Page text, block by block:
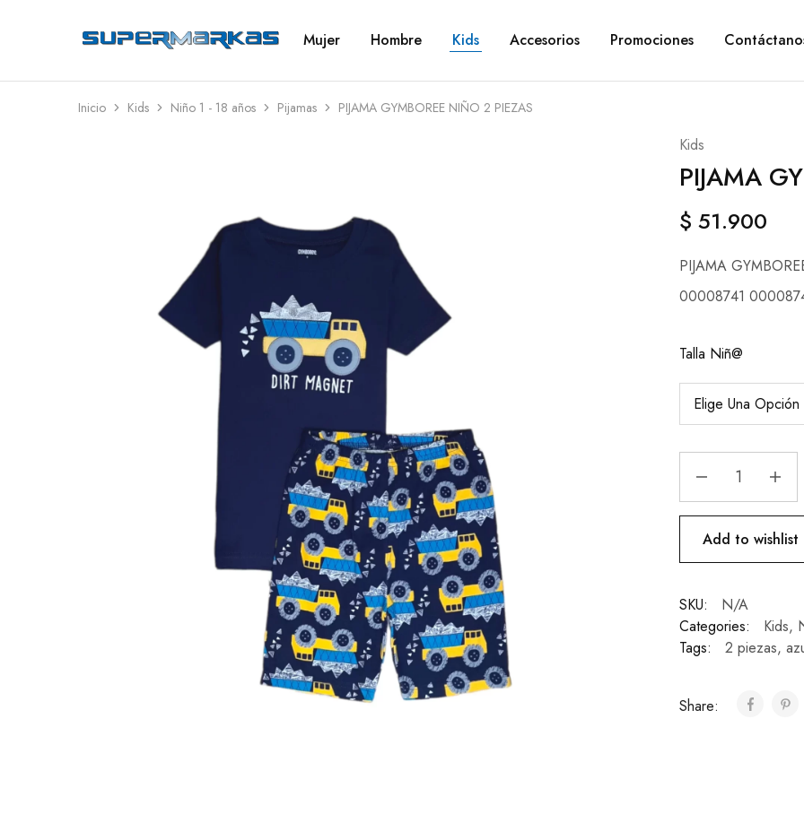
SuperMarkas
Ropa
Envío
gratis*
Mujer Hombre Kids Accesorios Promociones
Inicio Kids Niño 1 - 18 años Pijamas PIJAMA GYMBOREE NIÑO 2 PIEZAS
Kids
PIJAMA
$ 51.900
PIJAMA
00008741
Talla Niñ@
Add to wishlist
SKU:
N/A
Categories:
Kids,
Tags:
2 piezas,
Share: